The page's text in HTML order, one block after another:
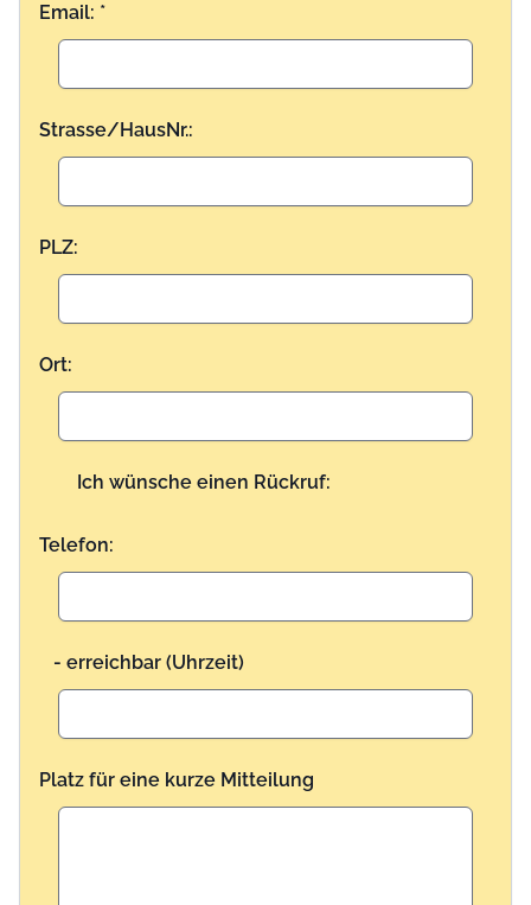
Email: *
Strasse/HausNr.:
PLZ:
Ort:
Ich wünsche einen Rückruf:
Telefon:
- erreichbar (Uhrzeit)
Platz für eine kurze Mitteilung